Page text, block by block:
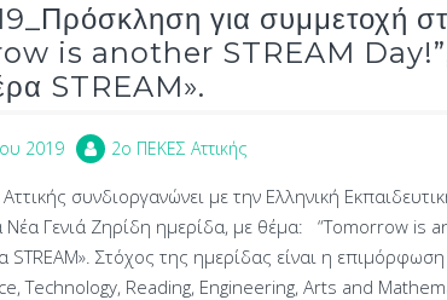
για συμμετοχή
is another STREAM Day!”,
STREAM».
2019 2o ΠΕΚΕΣ Αττικής
συνδιοργανώνει με την Ελληνική
Νέα Γενιά Ζηρίδη ημερίδα, με θέμα: “Tomorrow is
STREAM». Στόχος της ημερίδας είναι η
Technology, Reading, Engineering, Arts and